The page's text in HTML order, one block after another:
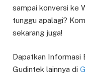
sampai konversi ke
tunggu apalagi?
sekarang juga!
Dapatkan Informasi
Gudintek lainnya di